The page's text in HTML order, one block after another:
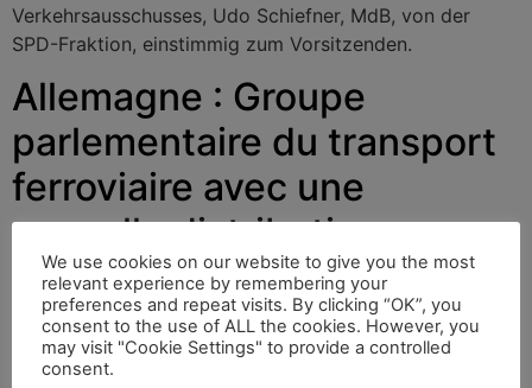
Verkehrsausschusses, Udo Schiefner, MdB, von der
SPD-Fraktion, einstimmig zum Vorsitzenden.
Allemagne : Groupe
parlementaire du transport
ferroviaire avec une
nouvelle distribution
Le groupe parlementaire des transports ferroviaires (PG
Schiene), établi de longue date au Bundestag allemand,
entame la nouvelle législature avec un nouveau
We use cookies on our website to give you the most
relevant experience by remembering your
preferences and repeat visits. By clicking “OK”, you
consent to the use of ALL the cookies. However, you
may visit "Cookie Settings" to provide a controlled
consent.